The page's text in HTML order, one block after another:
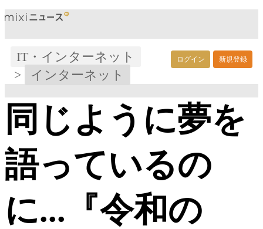
ログイン 新規登録
IT・インターネット
>
インターネット
同じように夢を
語っているの
に...『令和の